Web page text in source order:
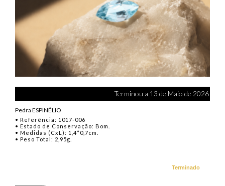
Terminou a 13 de Maio de 2026
Pedra ESPINÉLIO
• Referência: 1017-006
• Estado de Conservação: Bom.
• Medidas (CxL): 1,4*0,7cm.
• Peso Total: 2,95g.
Terminado